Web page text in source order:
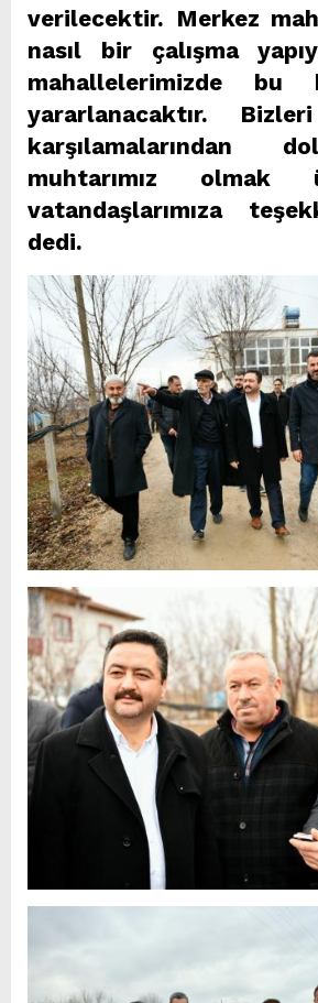
verilecektir. Merkez
nasıl bir çalışma
mahallelerimizde bu
yararlanacaktır.
karşılamalarından
muhtarımız olmak
vatandaşlarımıza
dedi.